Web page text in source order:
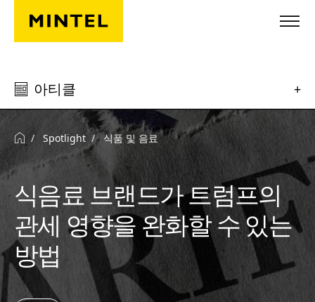
Skip to main content
아티클 +
Spotlight 식품 및 음료
식음료 브랜드가 트럼프의
관세 영향을 완화할 수 있는
방법